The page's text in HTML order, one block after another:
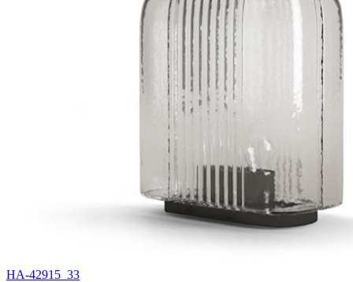
HA-42915_33